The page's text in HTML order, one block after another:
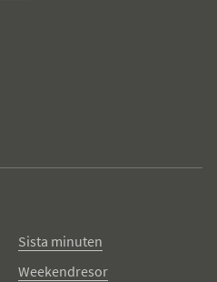
Sista minuten
Weekendresor